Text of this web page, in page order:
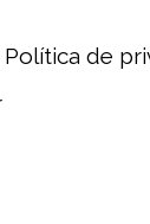
Política de